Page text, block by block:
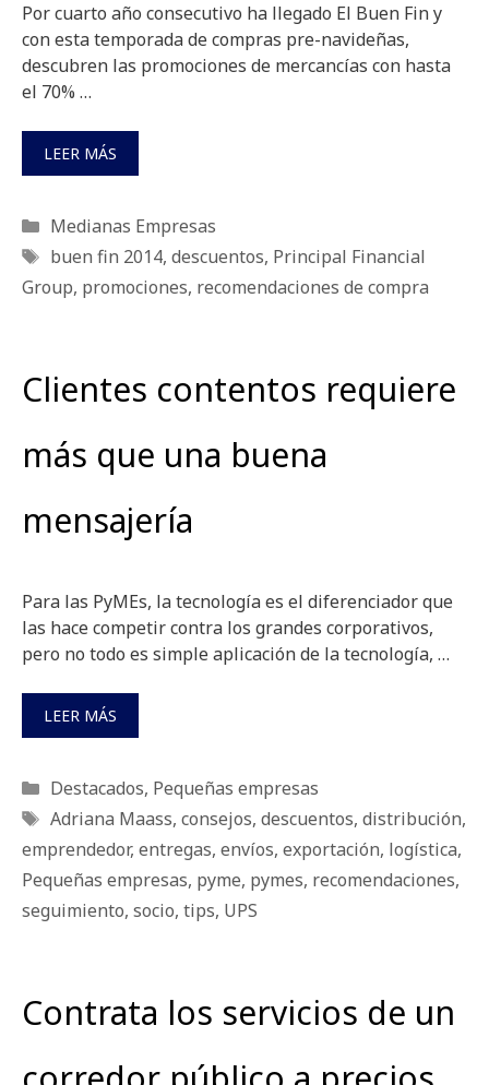
Por cuarto año consecutivo ha llegado El Buen Fin y
con esta temporada de compras pre-navideñas,
descubren las promociones de mercancías con hasta
el 70% …
LEER MÁS
Categorías
Medianas Empresas
Etiquetas
buen fin 2014, descuentos, Principal Financial
Group, promociones, recomendaciones de compra
Clientes contentos requiere
más que una buena
mensajería
Para las PyMEs, la tecnología es el diferenciador que
las hace competir contra los grandes corporativos,
pero no todo es simple aplicación de la tecnología, …
LEER MÁS
Categorías
Destacados, Pequeñas empresas
Etiquetas
Adriana Maass, consejos, descuentos, distribución,
emprendedor, entregas, envíos, exportación, logística,
Pequeñas empresas, pyme, pymes, recomendaciones,
seguimiento, socio, tips, UPS
Contrata los servicios de un